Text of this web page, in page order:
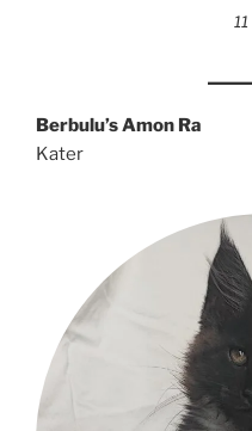
Berbulu’s Amon Ra
Kater